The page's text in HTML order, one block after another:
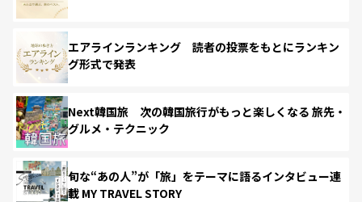
エアラインランキング 読者の投票をもとにランキン
グ形式で発表
Next韓国旅 次の韓国旅行がもっと楽しくなる 旅先・
グルメ・テクニック
旬な“あの人”が「旅」をテーマに語るインタビュー連
載 MY TRAVEL STORY